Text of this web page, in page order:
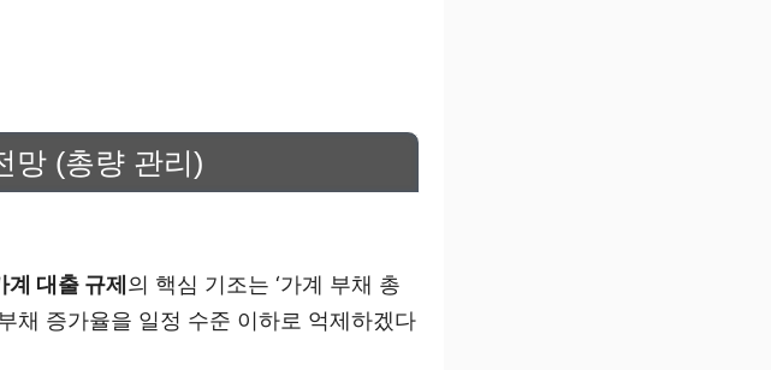
망 (총량 관리)
계 대출 규제의 핵심 기조는 ‘가계 부채 총
채 증가율을 일정 수준 이하로 억제하겠다